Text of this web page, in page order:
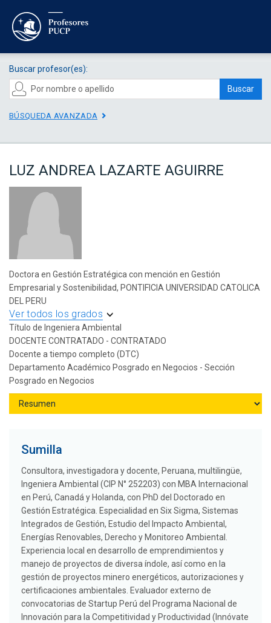
Buscar profesor(es):
Buscar
BÚSQUEDA AVANZADA
LUZ ANDREA LAZARTE AGUIRRE
Doctora en Gestión Estratégica con mención en Gestión
Empresarial y Sostenibilidad, PONTIFICIA UNIVERSIDAD CATOLICA
DEL PERU
Ver todos los grados
Título de Ingeniera Ambiental
DOCENTE CONTRATADO - CONTRATADO
Docente a tiempo completo (DTC)
Departamento Académico Posgrado en Negocios - Sección
Posgrado en Negocios
Sumilla
Consultora, investigadora y docente, Peruana, multilingüe,
Ingeniera Ambiental (CIP N° 252203) con MBA Internacional
en Perú, Canadá y Holanda, con PhD del Doctorado en
Gestión Estratégica. Especialidad en Six Sigma, Sistemas
Integrados de Gestión, Estudio del Impacto Ambiental,
Energías Renovables, Derecho y Monitoreo Ambiental.
Experiencia local en desarrollo de emprendimientos y
manejo de proyectos de diversa índole, así como en la
gestión de proyectos minero energéticos, autorizaciones y
certificaciones ambientales. Evaluador externo de
convocatorias de Startup Perú del Programa Nacional de
Innovación para la Competitividad y Productividad (Innóvate